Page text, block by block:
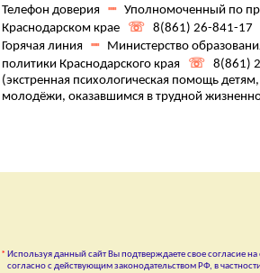
Телефон доверия ┉ Уполномоченный по
Краснодарском крае
☏ 8(861) 26-841-17
Горячая линия ┉ Министерство
политики Краснодарского края
☏ 8(861)
(экстренная психологическая помощь
молодёжи, оказавшимся в трудной
* Используя данный сайт Вы подтверждаете свое согласие
согласно с действующим законодательством РФ, в